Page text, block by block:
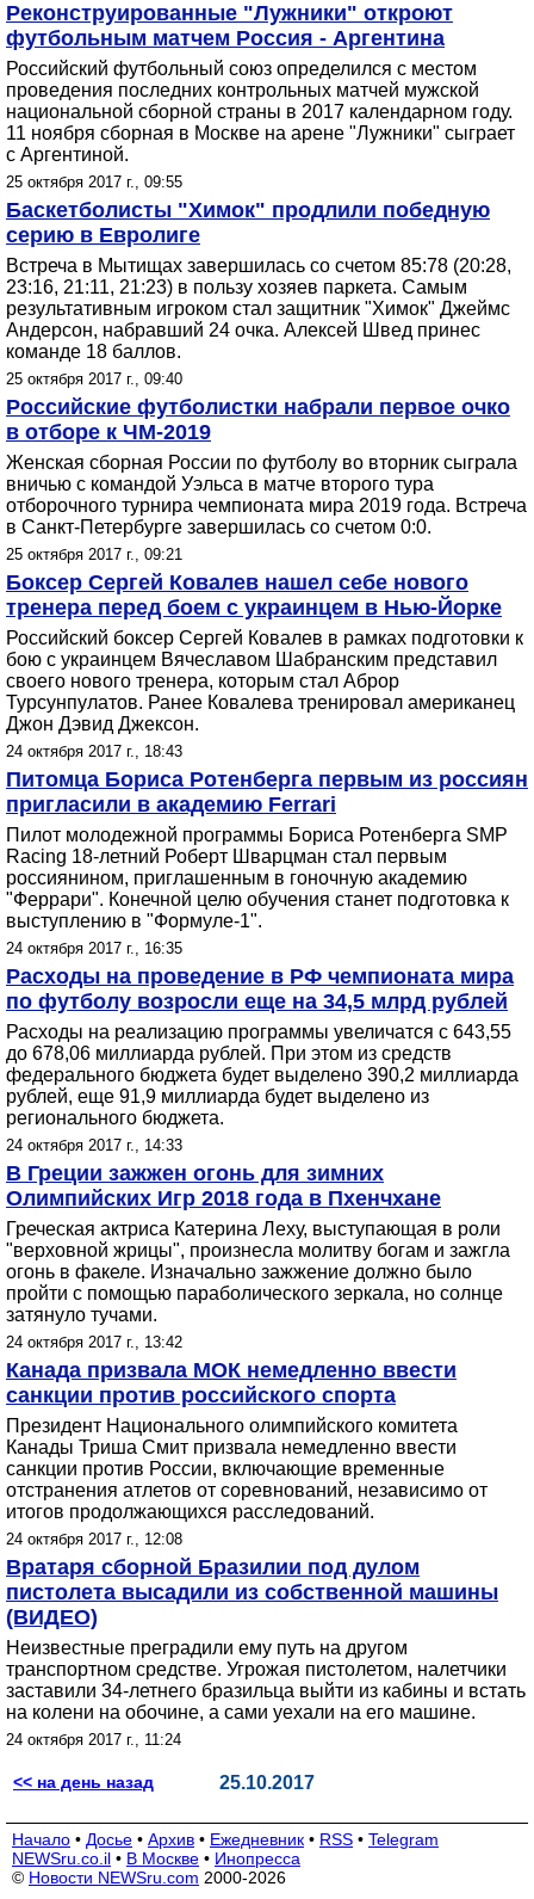
Реконструированные "Лужники" откроют
футбольным матчем Россия - Аргентина
Российский футбольный союз определился с местом
проведения последних контрольных матчей мужской
национальной сборной страны в 2017 календарном году.
11 ноября сборная в Москве на арене "Лужники" сыграет
с Аргентиной.
25 октября 2017 г., 09:55
Баскетболисты "Химок" продлили победную
серию в Евролиге
Встреча в Мытищах завершилась со счетом 85:78 (20:28,
23:16, 21:11, 21:23) в пользу хозяев паркета. Самым
результативным игроком стал защитник "Химок" Джеймс
Андерсон, набравший 24 очка. Алексей Швед принес
команде 18 баллов.
25 октября 2017 г., 09:40
Российские футболистки набрали первое очко
в отборе к ЧМ-2019
Женская сборная России по футболу во вторник сыграла
вничью с командой Уэльса в матче второго тура
отборочного турнира чемпионата мира 2019 года. Встреча
в Санкт-Петербурге завершилась со счетом 0:0.
25 октября 2017 г., 09:21
Боксер Сергей Ковалев нашел себе нового
тренера перед боем с украинцем в Нью-Йорке
Российский боксер Сергей Ковалев в рамках подготовки к
бою с украинцем Вячеславом Шабранским представил
своего нового тренера, которым стал Аброр
Турсунпулатов. Ранее Ковалева тренировал американец
Джон Дэвид Джексон.
24 октября 2017 г., 18:43
Питомца Бориса Ротенберга первым из россиян
пригласили в академию Ferrari
Пилот молодежной программы Бориса Ротенберга SMP
Racing 18-летний Роберт Шварцман стал первым
россиянином, приглашенным в гоночную академию
"Феррари". Конечной целю обучения станет подготовка к
выступлению в "Формуле-1".
24 октября 2017 г., 16:35
Расходы на проведение в РФ чемпионата мира
по футболу возросли еще на 34,5 млрд рублей
Расходы на реализацию программы увеличатся с 643,55
до 678,06 миллиарда рублей. При этом из средств
федерального бюджета будет выделено 390,2 миллиарда
рублей, еще 91,9 миллиарда будет выделено из
регионального бюджета.
24 октября 2017 г., 14:33
В Греции зажжен огонь для зимних
Олимпийских Игр 2018 года в Пхенчхане
Греческая актриса Катерина Леху, выступающая в роли
"верховной жрицы", произнесла молитву богам и зажгла
огонь в факеле. Изначально зажжение должно было
пройти с помощью параболического зеркала, но солнце
затянуло тучами.
24 октября 2017 г., 13:42
Канада призвала МОК немедленно ввести
санкции против российского спорта
Президент Национального олимпийского комитета
Канады Триша Смит призвала немедленно ввести
санкции против России, включающие временные
отстранения атлетов от соревнований, независимо от
итогов продолжающихся расследований.
24 октября 2017 г., 12:08
Вратаря сборной Бразилии под дулом
пистолета высадили из собственной машины
(ВИДЕО)
Неизвестные преградили ему путь на другом
транспортном средстве. Угрожая пистолетом, налетчики
заставили 34-летнего бразильца выйти из кабины и встать
на колени на обочине, а сами уехали на его машине.
24 октября 2017 г., 11:24
<< на день назад 25.10.2017
Начало • Досье • Архив • Ежедневник • RSS • Telegram
NEWSru.co.il • В Москве • Инопресса
© Новости NEWSru.com 2000-2026